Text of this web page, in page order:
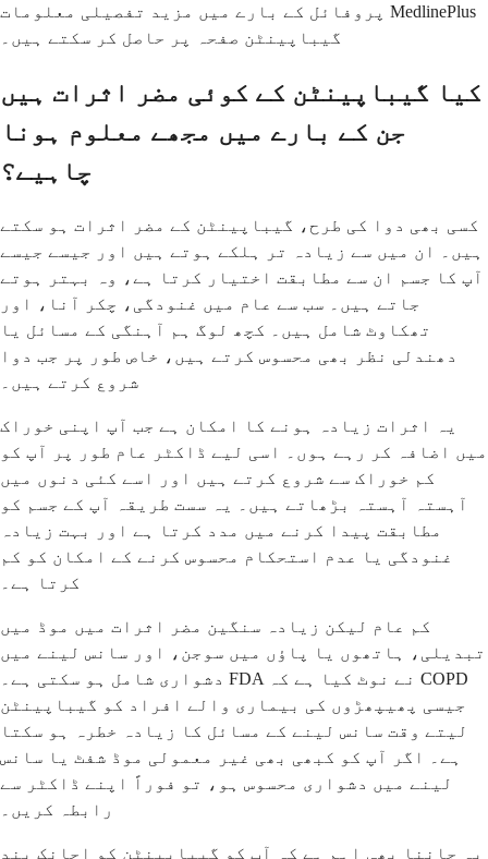
پروفائل کے بارے میں مزید تفصیلی معلومات MedlinePlus
گیباپینٹن صفحہ پر حاصل کر سکتے ہیں۔
کیا گیباپینٹن کے کوئی مضر اثرات ہیں
جن کے بارے میں مجھے معلوم ہونا
چاہیے؟
کسی بھی دوا کی طرح، گیباپینٹن کے مضر اثرات ہو سکتے
ہیں۔ ان میں سے زیادہ تر ہلکے ہوتے ہیں اور جیسے جیسے
آپ کا جسم ان سے مطابقت اختیار کرتا ہے، وہ بہتر ہوتے
جاتے ہیں۔ سب سے عام میں غنودگی، چکر آنا، اور
تھکاوٹ شامل ہیں۔ کچھ لوگ ہم آہنگی کے مسائل یا
دھندلی نظر بھی محسوس کرتے ہیں، خاص طور پر جب دوا
شروع کرتے ہیں۔
یہ اثرات زیادہ ہونے کا امکان ہے جب آپ اپنی خوراک
میں اضافہ کر رہے ہوں۔ اسی لیے ڈاکٹر عام طور پر آپ کو
کم خوراک سے شروع کرتے ہیں اور اسے کئی دنوں میں
آہستہ آہستہ بڑھاتے ہیں۔ یہ سست طریقہ آپ کے جسم کو
مطابقت پیدا کرنے میں مدد کرتا ہے اور بہت زیادہ
غنودگی یا عدم استحکام محسوس کرنے کے امکان کو کم
کرتا ہے۔
کم عام لیکن زیادہ سنگین مضر اثرات میں موڈ میں
تبدیلی، ہاتھوں یا پاؤں میں سوجن، اور سانس لینے میں
دشواری شامل ہو سکتی ہے۔ FDA نے نوٹ کیا ہے کہ COPD
جیسی پھیپھڑوں کی بیماری والے افراد کو گیباپینٹن
لیتے وقت سانس لینے کے مسائل کا زیادہ خطرہ ہو سکتا
ہے۔ اگر آپ کو کبھی بھی غیر معمولی موڈ شفٹ یا سانس
لینے میں دشواری محسوس ہو، تو فوراً اپنے ڈاکٹر سے
رابطہ کریں۔
یہ جاننا بھی اہم ہے کہ آپ کو گیباپینٹن کو اچانک بند